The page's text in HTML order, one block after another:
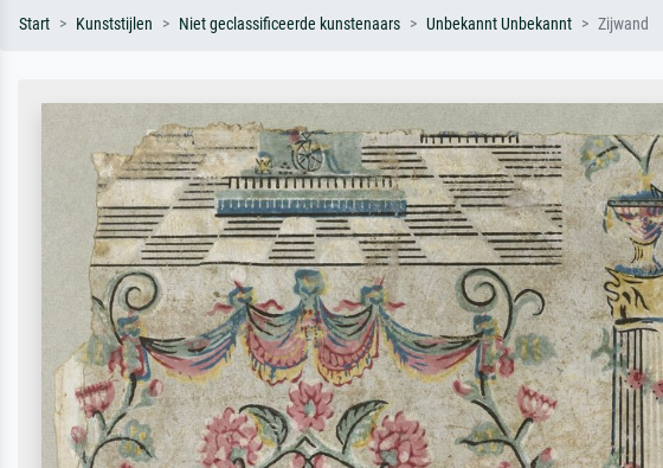
Start Kunststijlen Niet geclassificeerde kunstenaars Unbekannt Unbekannt Zijwand